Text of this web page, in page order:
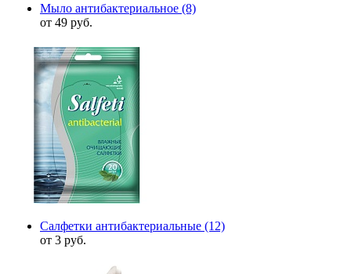
Мыло антибактериальное (8)
от 49 руб.
Салфетки антибактериальные (12)
от 3 руб.